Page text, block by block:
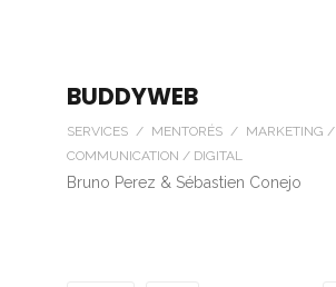
BUDDYWEB
SERVICES / MENTORÉS / MARKETING /
COMMUNICATION / DIGITAL
Bruno Perez & Sébastien Conejo